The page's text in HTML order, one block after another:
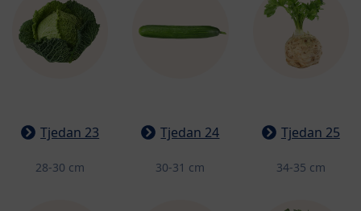
Tjedan 23
28-30 cm
Tjedan 24
30-31 cm
Tjedan 25
34-35 cm